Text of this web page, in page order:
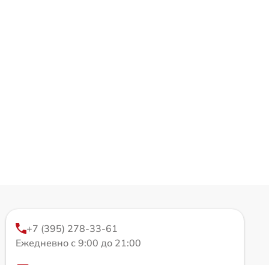
+7 (395) 278-33-61
Ежедневно с 9:00 до 21:00